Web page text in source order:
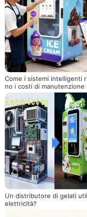
Come i sistemi intelligenti
no i costi di manutenzione
macchine per il gelato
Un distributore di gelati
elettricità?